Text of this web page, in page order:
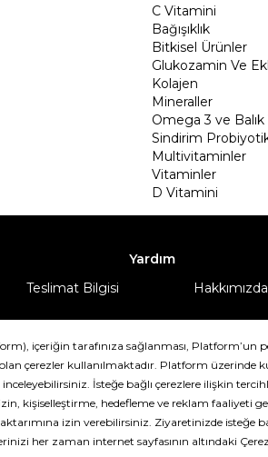
C Vitamini
Bağışıklık
Bitkisel Ürünler
Glukozamin Ve
Kolajen
Mineraller
Omega 3 ve Balık
Sindirim
Multivitaminler
Vitaminler
D Vitamini
Yardım
Teslimat Bilgisi Hakkımızda
DeFactoFIT ©️ 2022-2026. Tüm hakları